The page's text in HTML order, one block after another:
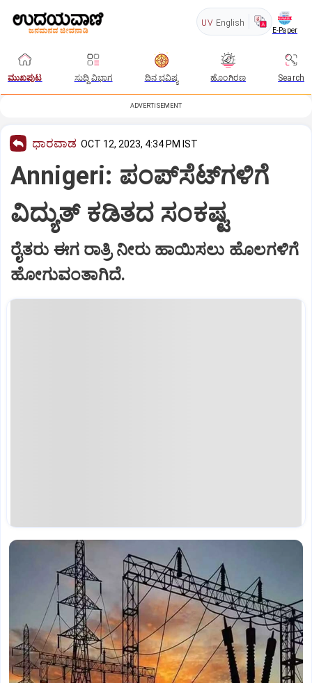
UV English
E-Paper
ಮುಖಪುಟ ಸುದ್ದಿ ವಿಭಾಗ ದಿನ ಭವಿಷ್ಯ ಹೊಂಗಿರಣ Search
ADVERTISEMENT
ಧಾರವಾಡ OCT 12, 2023, 4:34 PM IST
Annigeri: ಪಂಪ್‌ಸೆಟ್‌ಗಳಿಗೆ
ವಿದ್ಯುತ್‌ ಕಡಿತದ ಸಂಕಷ್ಟ
ರೈತರು ಈಗ ರಾತ್ರಿ ನೀರು ಹಾಯಿಸಲು ಹೊಲಗಳಿಗೆ
ಹೋಗುವಂತಾಗಿದೆ.